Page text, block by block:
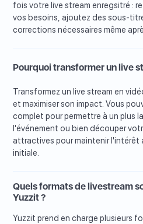
fois votre live stream enregsitré :
vos besoins, ajoutez des sous-
corrections nécessaires même
Pourquoi transformer un live
Transformez un live stream en
et maximiser son impact. Vous
complet pour permettre à un plus
l'événement ou bien découper
attractives pour maintenir l'intérêt
initiale.
Quels formats de livestream
Yuzzit ?
Yuzzit prend en charge plusieurs